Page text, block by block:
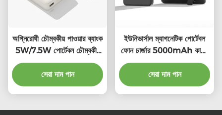
অগ্নিরোধী চৌম্বকীয় পাওয়ার ব্যাংক
5W/7.5W পোর্টেবল চৌম্বকীয়
ওয়্যারলেস চার্জার
সেরা দাম পান
ইউনিভার্সাল ম্যাগনেটিক পোর্টেবল
ফোন চার্জার 5000mAh কালো
ভাঁজযোগ্য পাওয়ার ব্যাংক
সেরা দাম পান